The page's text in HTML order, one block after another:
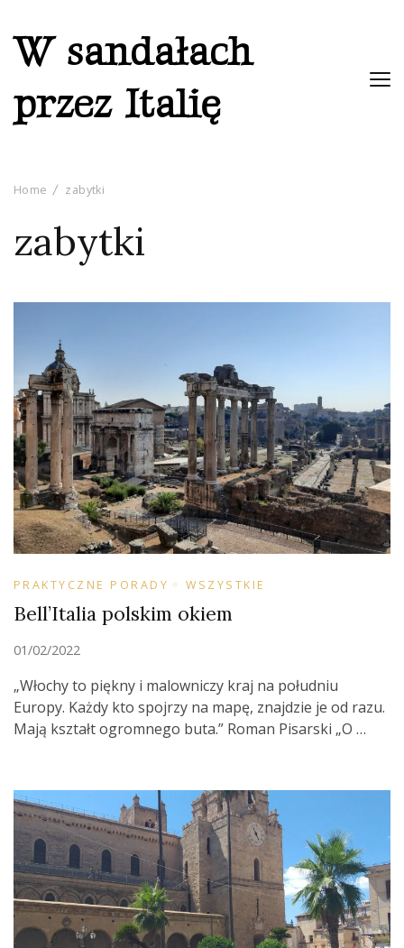
W sandałach
przez Italię
Home zabytki
zabytki
PRAKTYCZNE PORADY WSZYSTKIE
Bell’Italia polskim okiem
01/02/2022
„Włochy to piękny i malowniczy kraj na południu
Europy. Każdy kto spojrzy na mapę, znajdzie je od razu.
Mają kształt ogromnego buta.” Roman Pisarski „O …